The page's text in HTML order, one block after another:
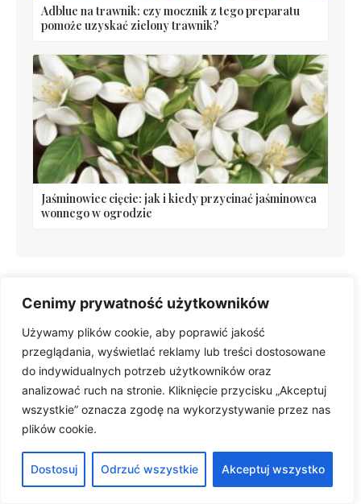
Cenimy prywatność użytkowników
Używamy plików cookie, aby poprawić jakość
przeglądania, wyświetlać reklamy lub treści dostosowane
do indywidualnych potrzeb użytkowników oraz
analizować ruch na stronie. Kliknięcie przycisku „Akceptuj
wszystkie” oznacza zgodę na wykorzystywanie przez nas
plików cookie.
Dostosuj Odrzuć wszystkie Akceptuj wszystko
Adblue na trawnik: czy mocznik z tego preparatu
pomoże uzyskać zielony trawnik?
Jaśminowiec cięcie: jak i kiedy przycinać jaśminowca
wonnego w ogrodzie
Polecane artykuły
Drzewa kwitnące wiosną na różowo: Judaszowiec i